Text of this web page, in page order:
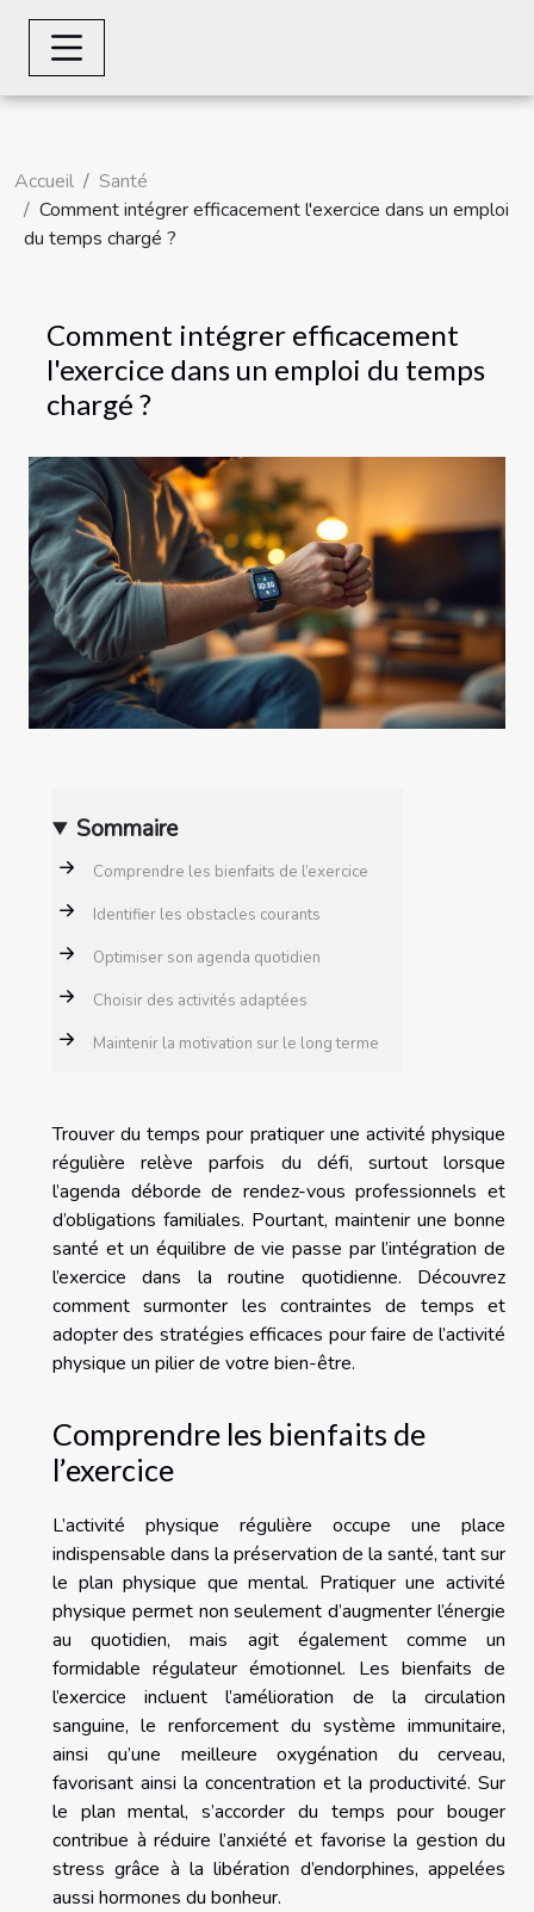
Accueil
Santé
Comment intégrer efficacement l'exercice dans un emploi
du temps chargé ?
Comment intégrer efficacement
l'exercice dans un emploi du temps
chargé ?
Sommaire
Comprendre les bienfaits de l’exercice
Identifier les obstacles courants
Optimiser son agenda quotidien
Choisir des activités adaptées
Maintenir la motivation sur le long terme
Trouver du temps pour pratiquer une activité physique
régulière relève parfois du défi, surtout lorsque
l’agenda déborde de rendez-vous professionnels et
d’obligations familiales. Pourtant, maintenir une bonne
santé et un équilibre de vie passe par l’intégration de
l’exercice dans la routine quotidienne. Découvrez
comment surmonter les contraintes de temps et
adopter des stratégies efficaces pour faire de l’activité
physique un pilier de votre bien-être.
Comprendre les bienfaits de
l’exercice
L’activité physique régulière occupe une place
indispensable dans la préservation de la santé, tant sur
le plan physique que mental. Pratiquer une activité
physique permet non seulement d’augmenter l’énergie
au quotidien, mais agit également comme un
formidable régulateur émotionnel. Les bienfaits de
l’exercice incluent l’amélioration de la circulation
sanguine, le renforcement du système immunitaire,
ainsi qu’une meilleure oxygénation du cerveau,
favorisant ainsi la concentration et la productivité. Sur
le plan mental, s’accorder du temps pour bouger
contribue à réduire l’anxiété et favorise la gestion du
stress grâce à la libération d’endorphines, appelées
aussi hormones du bonheur.